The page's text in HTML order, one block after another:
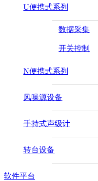
U便携式系列
数据采集
开关控制
N便携式系列
风噪源设备
手持式声级计
转台设备
软件平台